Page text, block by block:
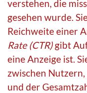
verstehen, die
gesehen wurde.
Reichweite einer
Rate (CTR)gibt
eine Anzeige ist.
zwischen
und der